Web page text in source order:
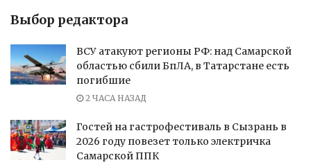
Выбор редактора
ВСУ атакуют регионы РФ: над Самарской
областью сбили БпЛА, в Татарстане есть
погибшие
2 ЧАСА НАЗАД
Гостей на гастрофестиваль в Сызрань в
2026 году повезет только электричка
Самарской ППК